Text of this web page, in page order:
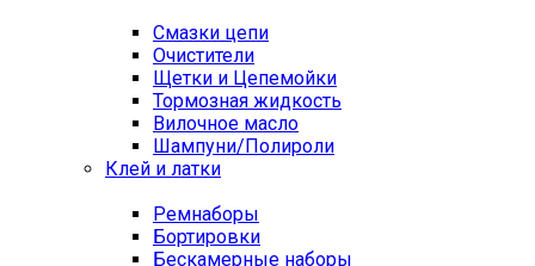
Смазки цепи
Очистители
Щетки и Цепемойки
Тормозная жидкость
Вилочное масло
Шампуни/Полироли
Клей и латки
Ремнаборы
Бортировки
Бескамерные наборы